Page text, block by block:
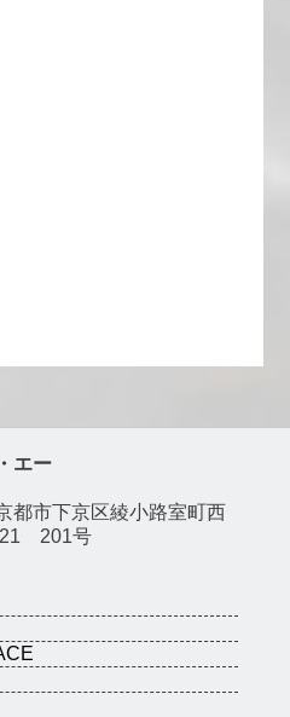
エー
市下京区綾小路室町西
201号